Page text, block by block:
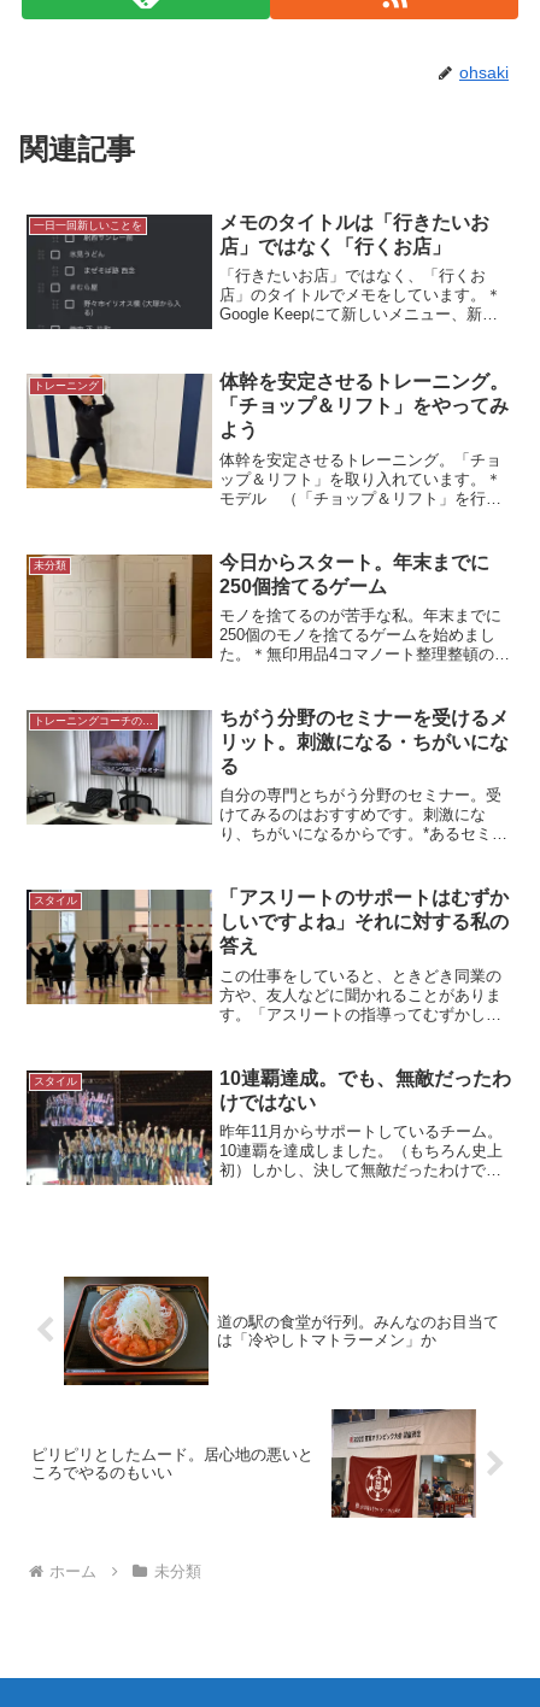
ohsaki
関連記事
一日一回新しいことを
メモのタイトルは「行きたいお
店」ではなく「行くお店」
「行きたいお店」ではなく、「行くお
店」のタイトルでメモをしています。＊
Google Keepにて新しいメニュー、新し
き、なるべく新しいメニュー、新しいお
店を選ぶようにして...
トレーニング
体幹を安定させるトレーニング。
「チョップ＆リフト」をやってみ
よう
体幹を安定させるトレーニング。「チョ
ップ＆リフト」を取り入れています。＊
モデル （「チョップ＆リフト」を行う
グがあります。腕立て伏せポジションか
ら肘をつき、30秒ほどキ...
未分類
今日からスタート。年末までに
250個捨てるゲーム
モノを捨てるのが苦手な私。年末までに
250個のモノを捨てるゲームを始めまし
た。＊無印用品4コマノート整理整頓の整
くちゃと思います。でも「整理」と「整
頓」は違うもの。かた...
トレーニングコーチの生き方
ちがう分野のセミナーを受けるメ
リット。刺激になる・ちがいにな
る
自分の専門とちがう分野のセミナー。受
けてみるのはおすすめです。刺激にな
り、ちがいになるからです。*あるセミナ
ん受講しています。もちろん定期的にあ
る研修も。セミナーを受け...
スタイル
「アスリートのサポートはむずか
しいですよね」それに対する私の
答え
この仕事をしていると、ときどき同業の
方や、友人などに聞かれることがありま
す。「アスリートの指導ってむずかしい
えは「一般の方やシニアの方「も」むず
かしい」と答えるようにし...
スタイル
10連覇達成。でも、無敵だったわ
けではない
昨年11月からサポートしているチーム。
10連覇を達成しました。（もちろん史上
初）しかし、決して無敵だったわけでは
道の駅の食堂が行列。みんなのお目当て
は「冷やしトマトラーメン」か
ピリピリとしたムード。居心地の悪いと
ころでやるのもいい
ホーム 未分類